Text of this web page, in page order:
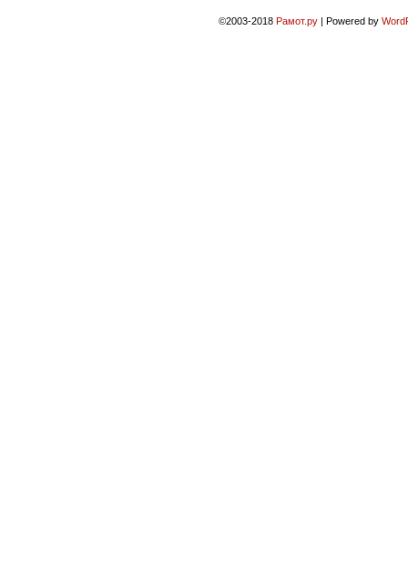
©2003-2018 Рамот.ру | Powered by